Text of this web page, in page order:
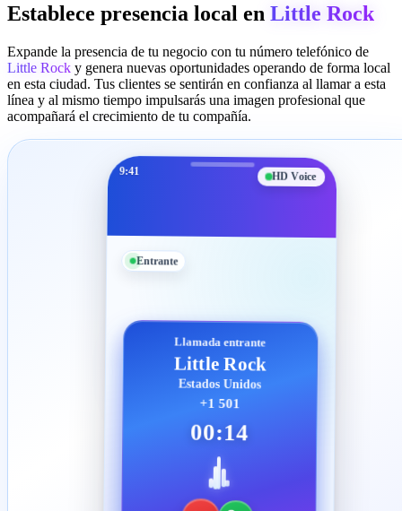
Establece presencia local en Little Rock
Expande la presencia de tu negocio con tu número telefónico de
Little Rock y genera nuevas oportunidades operando de forma local
en esta ciudad. Tus clientes se sentirán en confianza al llamar a esta
línea y al mismo tiempo impulsarás una imagen profesional que
acompañará el crecimiento de tu compañía.
9:41 HD Voice
Entrante
Llamada entrante
Little Rock
Estados Unidos
+1 501
00:14